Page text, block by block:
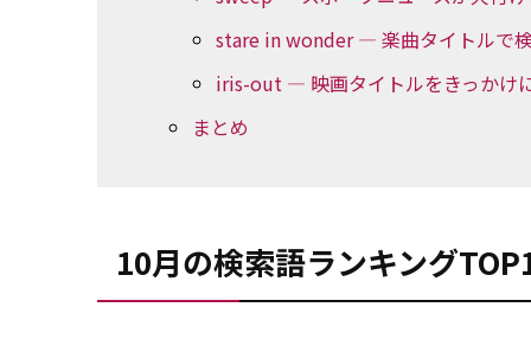
stare in wonder ― 楽曲タイトルで
iris-out ― 映画タイトルをきっかけ
まとめ
10月の検索語ランキング